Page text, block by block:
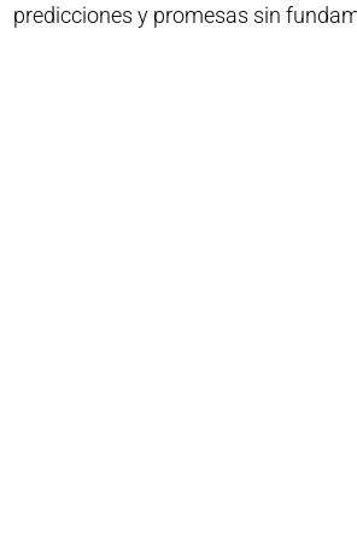
predicciones y promesas sin